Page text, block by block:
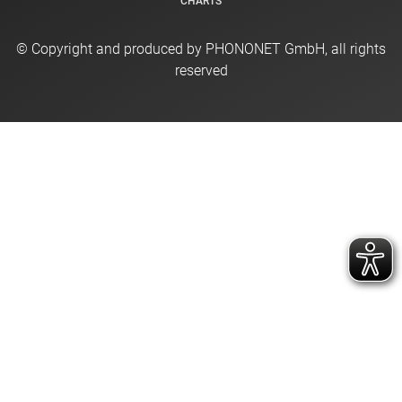
© Copyright and produced by PHONONET GmbH, all rights
reserved